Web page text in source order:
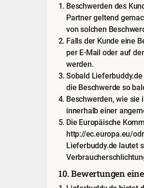
Beschwerden des
Partner geltend
von solchen
Falls der Kunde eine
per E-Mail oder auf
werden.
Sobald
die Beschwerde so
Beschwerden, wie sie
innerhalb einer
Die Europäische
http://ec.europa.eu/
Lieferbuddy.de lautet
10. Bewertungen